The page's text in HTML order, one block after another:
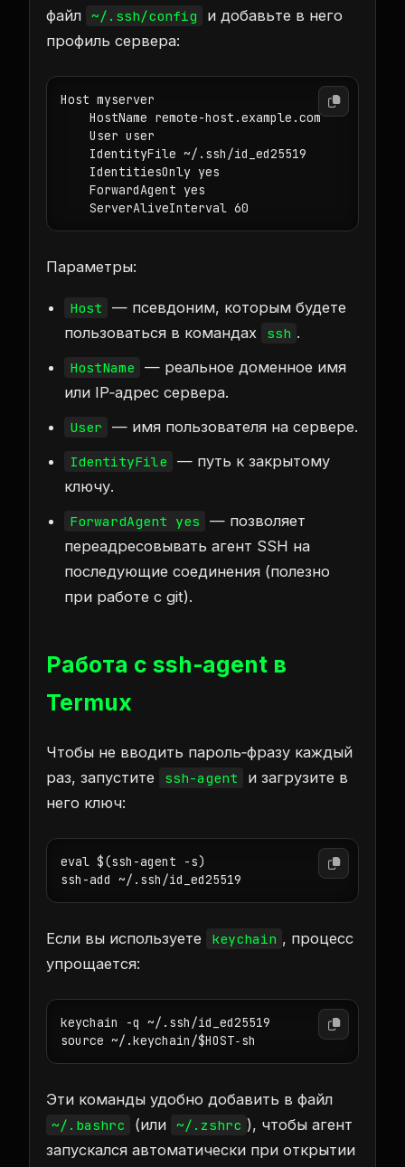
файл ~/.ssh/config
и добавьте в него
профиль сервера:
Host myserver
    HostName remote-host.example.com
    User user
    IdentityFile ~/.ssh/id_ed25519
    IdentitiesOnly yes
    ForwardAgent yes
    ServerAliveInterval 60
Параметры:
Host
— псевдоним, которым будете
пользоваться в командах
ssh .
HostName
— реальное доменное имя
или IP‑адрес сервера.
User — имя пользователя на сервере.
IdentityFile
— путь к закрытому
ключу.
ForwardAgent yes
— позволяет
переадресовывать агент SSH на
последующие соединения (полезно
при работе с git).
Работа с ssh‑agent в
Termux
Чтобы не вводить пароль‑фразу каждый
раз, запустите
ssh-agent
и загрузите в
него ключ:
eval $(ssh-agent -s)
ssh-add ~/.ssh/id_ed25519
Если вы используете keychain , процесс
упрощается:
keychain -q ~/.ssh/id_ed25519
source ~/.keychain/$HOST‑sh
Эти команды удобно добавить в файл
~/.bashrc (или ~/.zshrc ), чтобы агент
запускался автоматически при открытии